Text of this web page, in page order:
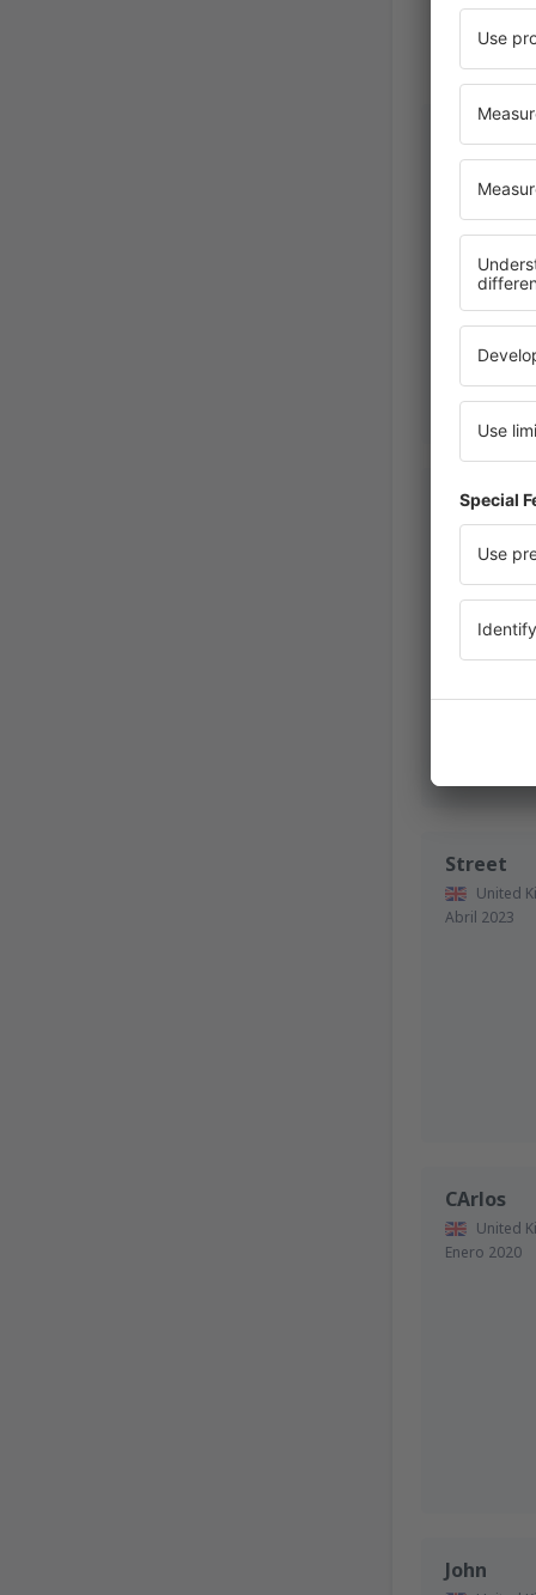
Claire
United
Febrero 2025
Lisa
United
Julio 2024
Street
United
Abril 2023
CArlos
United
Enero 2020
John